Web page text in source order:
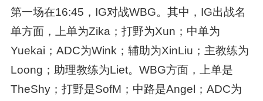
第一场在16:45，IG对战WBG。其中，IG出战名
单方面，上单为Zika；打野为Xun；中单为
Yuekai；ADC为Wink；辅助为XinLiu；主教练为
Loong；助理教练为Liet。WBG方面，上单是
TheShy；打野是SofM；中路是Angel；ADC为